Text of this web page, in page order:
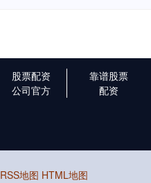
股票配资
公司官方
靠谱股票
配资
RSS地图 HTML地图